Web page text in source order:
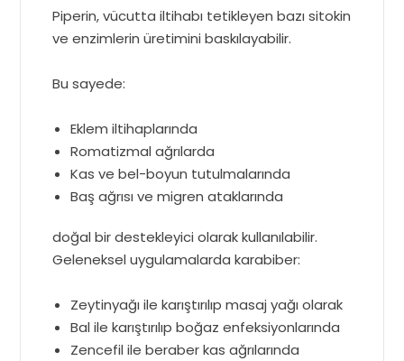
Piperin, vücutta iltihabı tetikleyen bazı sitokin
ve enzimlerin üretimini baskılayabilir.
Bu sayede:
Eklem iltihaplarında
Romatizmal ağrılarda
Kas ve bel-boyun tutulmalarında
Baş ağrısı ve migren ataklarında
doğal bir destekleyici olarak kullanılabilir.
Geleneksel uygulamalarda karabiber:
Zeytinyağı ile karıştırılıp masaj yağı olarak
Bal ile karıştırılıp boğaz enfeksiyonlarında
Zencefil ile beraber kas ağrılarında